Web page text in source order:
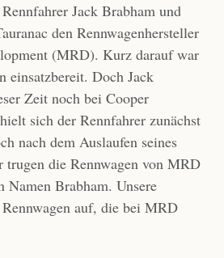
Jack Brabham und
den Rennwagenhersteller
(MRD). Kurz darauf war
einsatzbereit. Doch Jack
Zeit noch bei Cooper
sich der Rennfahrer zunächst
nach dem Auslaufen seines
trugen die Rennwagen von MRD
Namen Brabham. Unsere
auf, die bei MRD